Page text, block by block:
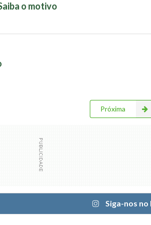
o motivo
Próxima
Siga-nos